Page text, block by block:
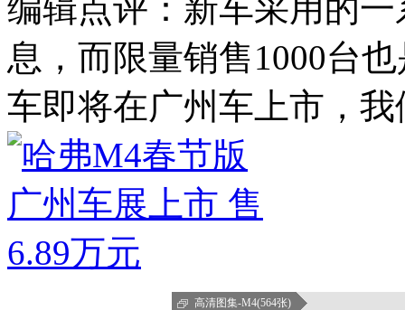
编辑点评：新车采用的
息，而限量销售1000台
车即将在广州车上市，
高清图集-M4(564张)